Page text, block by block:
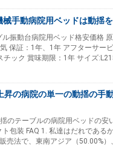
手動病院用ベッドは動揺
振動台病院用ベッド格安価格
保証：1年、1年 アフターサー
チック 賞味期限：1年 サイズ
の病院の単一の動揺の手
のテーブルの病院用ベッドの
包装 FAQ 1. 私達はだれである
売法で、東南アジア（50.00%）